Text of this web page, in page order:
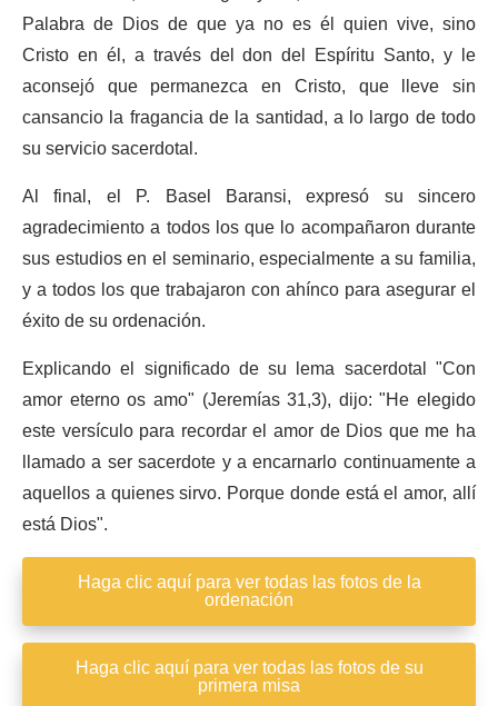
Palabra de Dios de que ya no es él quien vive, sino
Cristo en él, a través del don del Espíritu Santo, y le
aconsejó que permanezca en Cristo, que lleve sin
cansancio la fragancia de la santidad, a lo largo de todo
su servicio sacerdotal.
Al final, el P. Basel Baransi, expresó su sincero
agradecimiento a todos los que lo acompañaron durante
sus estudios en el seminario, especialmente a su familia,
y a todos los que trabajaron con ahínco para asegurar el
éxito de su ordenación.
Explicando el significado de su lema sacerdotal "Con
amor eterno os amo" (Jeremías 31,3), dijo: "He elegido
este versículo para recordar el amor de Dios que me ha
llamado a ser sacerdote y a encarnarlo continuamente a
aquellos a quienes sirvo. Porque donde está el amor, allí
está Dios".
Haga clic aquí para ver todas las fotos de la
ordenación
Haga clic aquí para ver todas las fotos de su
primera misa